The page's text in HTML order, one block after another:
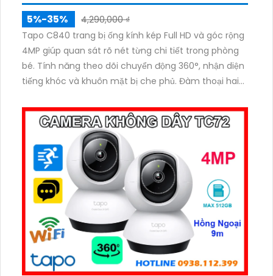
5%-35%
4,290,000 ₫
Tapo C840 trang bị ống kính kép Full HD và góc rộng
4MP giúp quan sát rõ nét từng chi tiết trong phòng
bé. Tính năng theo dõi chuyển động 360°, nhận diện
tiếng khóc và khuôn mặt bị che phủ. Đàm thoại hai
tích hợp giúp chăm sóc bé toàn diện.